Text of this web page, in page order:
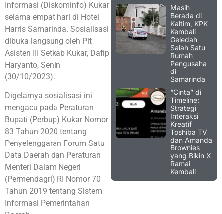
Informasi (Diskominfo) Kukar
selama empat hari di Hotel
Harris Samarinda. Sosialisasi
dibuka langsung oleh Plt
Asisten III Setkab Kukar, Dafip
Haryanto, Senin
(30/10/2023).
Digelarnya sosialisasi ini
mengacu pada Peraturan
Bupati (Perbup) Kukar Nomor
83 Tahun 2020 tentang
Penyelenggaran Forum Satu
Data Daerah dan Peraturan
Menteri Dalam Negeri
(Permendagri) RI Nomor 70
Tahun 2019 tentang Sistem
Informasi Pemerintahan
Masih
Berada di
Kaltim, KPK
Kembali
Geledah
Salah Satu
Rumah
Pengusaha
di
Samarinda
“Cinta” di
Timeline:
Strategi
Interaksi
Kreatif
Toshiba TV
dan Amanda
Brownies
yang Bikin X
Ramai
Kembali